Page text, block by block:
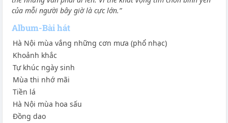
của mỗi người bây giờ là cực lớn.”
Album-Bài hát
Hà Nội mùa vắng những cơn mưa (phổ nhạc)
Khoảnh khắc
Tự khúc ngày sinh
Mùa thi nhớ mãi
Tiền lá
Hà Nội mùa hoa sấu
Đồng dao